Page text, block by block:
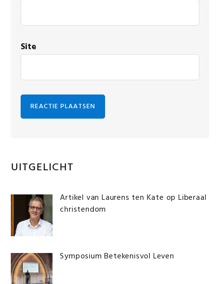
Site
Primaire
Sidebar
UITGELICHT
Artikel van Laurens ten Kate op Liberaal
christendom
Symposium Betekenisvol Leven